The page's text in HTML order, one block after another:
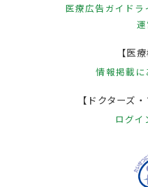
医療広告ガイドラ
【医
情報掲載に
【ドクターズ
ログイ